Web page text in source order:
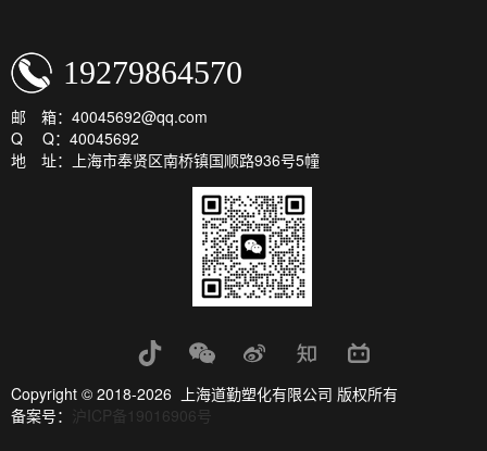
19279864570
邮 箱：40045692@qq.com
Q Q：40045692
地 址：上海市奉贤区南桥镇国顺路936号5幢
Copyright © 2018-2026 上海道勤塑化有限公司 版权所有
备案号： 沪ICP备19016906号